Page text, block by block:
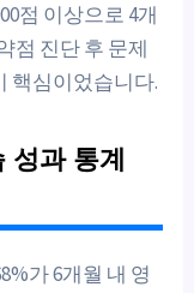
점 이상으로 4개
점 진단 후 문제
핵심이었습니다.
과 통계
가 6개월 내 영